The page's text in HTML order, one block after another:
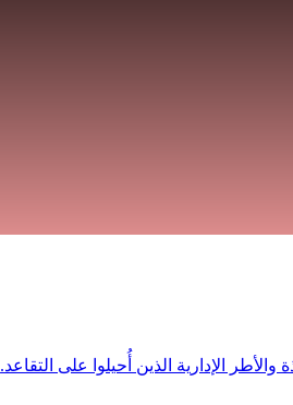
الإدارية الذين أُحيلوا على التقاعد.